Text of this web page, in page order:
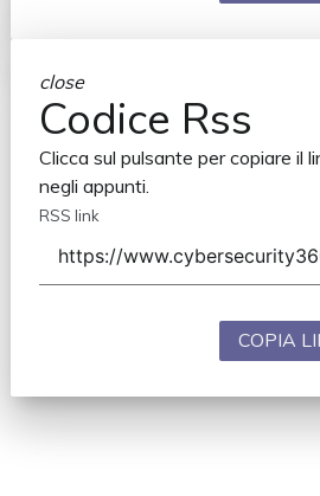
close
Codice Rss
Clicca sul pulsante per copiare il
negli appunti.
RSS link
COPIA